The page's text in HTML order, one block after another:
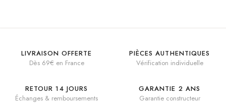
LIVRAISON OFFERTE
Dès 69€ en France
PIÈCES AUTHENTIQUES
Vérification individuelle
RETOUR 14 JOURS
Échanges & remboursements
GARANTIE 2 ANS
Garantie constructeur